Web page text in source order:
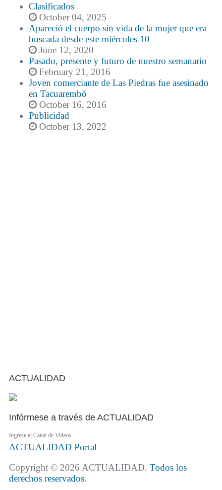
Clasificados
October 04, 2025
Apareció el cuerpo sin vida de la mujer que era
buscada desde este miércoles 10
June 12, 2020
Pasado, presente y futuro de nuestro semanario
February 21, 2016
Joven comerciante de Las Piedras fue asesinado
en Tacuarembó
October 16, 2016
Publicidad
October 13, 2022
ACTUALIDAD
Infórmese a través de ACTUALIDAD
Ingrese al Canal de Videos
ACTUALIDAD Portal
Copyright © 2026 ACTUALIDAD. Todos los
derechos reservados.